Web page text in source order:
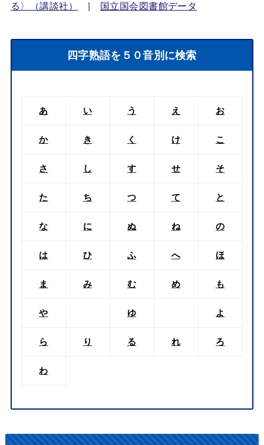
る〉（講談社）
| 国立国会図書館データ
四字熟語を５０音別に検索
あ い う え お
か き く け こ
さ し す せ そ
た ち つ て と
な に ぬ ね の
は ひ ふ へ ほ
ま み む め も
や ゆ よ
ら り る れ ろ
わ